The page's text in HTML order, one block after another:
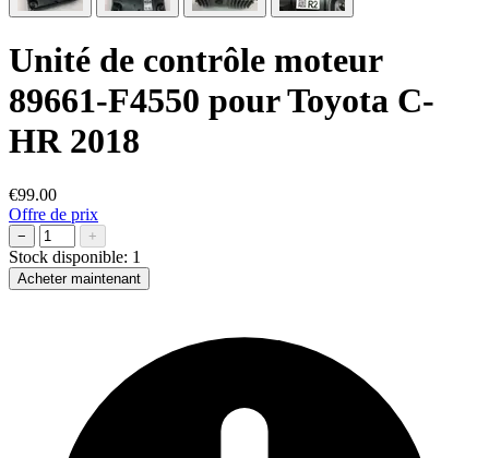
Unité de contrôle moteur
89661-F4550 pour Toyota C-
HR 2018
€99.00
Offre de prix
− +
Stock disponible: 1
Acheter maintenant